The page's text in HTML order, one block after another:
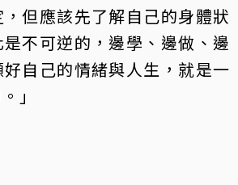
但應該先了解自己的身體狀
不可逆的，邊學、邊做、邊
自己的情緒與人生，就是一
」